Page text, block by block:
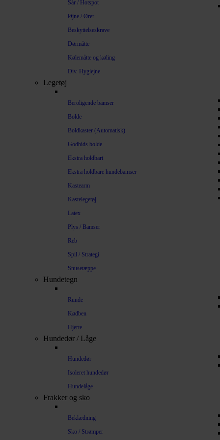
Sår / Hotspot
Øjne / Ører
Beskyttelseskrave
Dørmåtte
Kølemåtte og køling
Div. Hygiejne
Legetøj
Beroligende bamser
Bolde
Boldkaster (Automatisk)
Godbids bolde
Ekstra holdbart
Ekstra holdbare hundebamser
Kastearm
Kastelegetøj
Latex
Plys / Bamser
Reb
Spil / Strategi
Snusetæppe
Hundetegn
Runde
Kødben
Hjerte
Hundedør / Låge
Hundedør
Isoleret hundedør
Hundelåge
Frakker og sko
Beklædning
Sko / Strømper